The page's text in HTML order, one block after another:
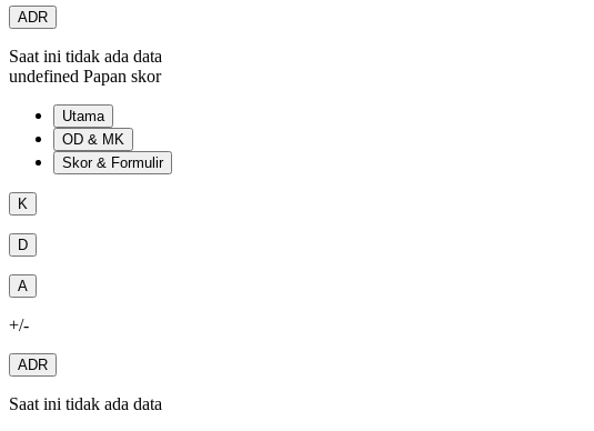
ADR
Saat ini tidak ada data
undefined Papan skor
Utama
OD & MK
Skor & Formulir
K
D
A
+/-
ADR
Saat ini tidak ada data